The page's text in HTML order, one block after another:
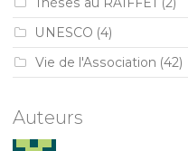
UNESCO (4)
Vie de l'Association (42)
Auteurs